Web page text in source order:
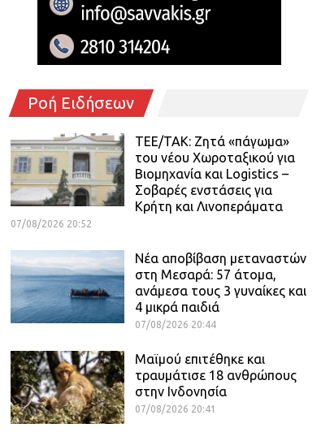
Ροή Ειδήσεων
ΤΕΕ/ΤΑΚ: Ζητά «πάγωμα»
του νέου Χωροταξικού για
Βιομηχανία και Logistics –
Σοβαρές ενστάσεις για
Κρήτη και Λινοπεράματα
07/08/2026 20:52
Νέα αποβίβαση μεταναστών
στη Μεσαρά: 57 άτομα,
ανάμεσα τους 3 γυναίκες και
4 μικρά παιδιά
07/08/2026 20:44
Μαϊμού επιτέθηκε και
τραυμάτισε 18 ανθρώπους
στην Ινδονησία
07/08/2026 20:41